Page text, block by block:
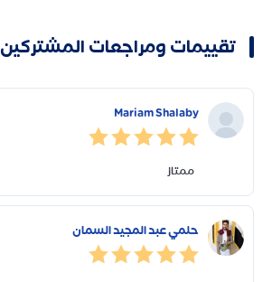
تقييمات ومراجعات المشتركين
Mariam Shalaby
ممتاز
حلمي عبد المجيد السمان